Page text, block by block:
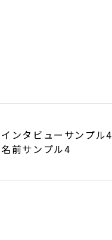
インタビューサンプル4
名前サンプル4